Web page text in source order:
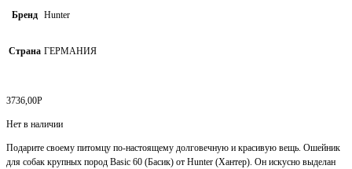
Бренд Hunter
Страна ГЕРМАНИЯ
3736,00Р
Нет в наличии
Подарите своему питомцу по-настоящему долговечную и красивую вещь. Ошейник
для собак крупных пород Basic 60 (Басик) от Hunter (Хантер). Он искусно выделан